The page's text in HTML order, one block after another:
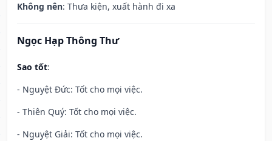
Không nên: Thưa kiện, xuất hành đi xa
Ngọc Hạp Thông Thư
Sao tốt:
- Nguyệt Đức: Tốt cho mọi việc.
- Thiên Quý: Tốt cho mọi việc.
- Nguyệt Giải: Tốt cho mọi việc.